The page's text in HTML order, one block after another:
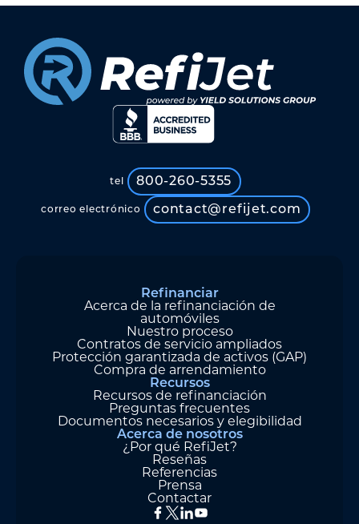
tel 800-260-5355
correo electrónico contact@refijet.com
Refinanciar
Acerca de la refinanciación de
automóviles
Nuestro proceso
Contratos de servicio ampliados
Protección garantizada de activos (GAP)
Compra de arrendamiento
Recursos
Recursos de refinanciación
Preguntas frecuentes
Documentos necesarios y elegibilidad
Acerca de nosotros
¿Por qué RefiJet?
Reseñas
Referencias
Prensa
Contactar